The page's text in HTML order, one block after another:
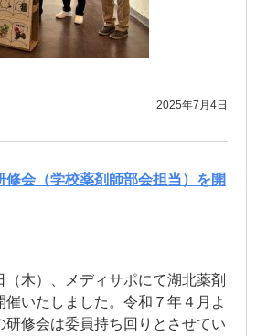
2025年7月4日
修会（学校薬剤師部会担当）を開
木）、メディサポにて湖北薬剤
催いたしました。令和７年４月よ
研修会は委員持ち回りとさせてい